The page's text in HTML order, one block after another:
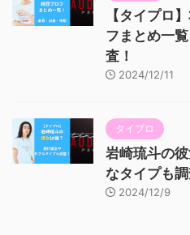
【タイプロ
フまとめ一
査！
2024/12/11
タイプロ
岩崎琉斗の
なタイプも
2024/12/9